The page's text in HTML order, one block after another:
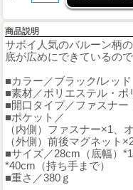
商品説明
サボイ人気のバルーン柄
底が広めにできているの
■カラー／ブラック/レッド
■素材／ポリエステル・ポ
■開口タイプ／ファスナー
■ポケット／
（内側）ファスナー×1、
（外側）前後マグネット
■サイズ／28cm（底幅）
*40cm（持ち手まで）
■重さ／380ｇ